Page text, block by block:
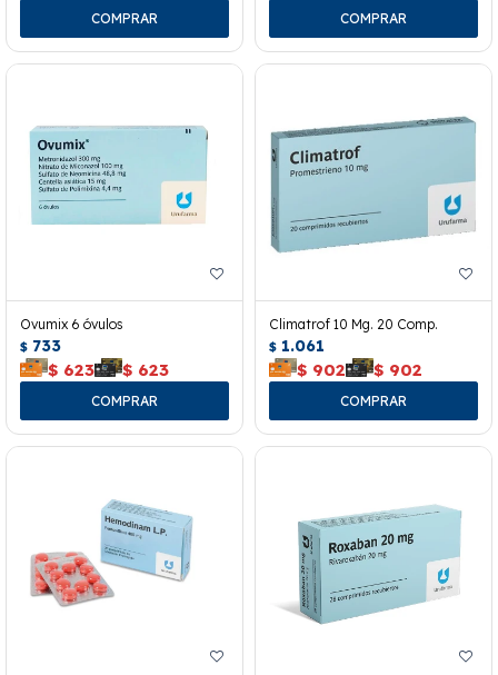
Ovumix 6 óvulos
$ 733
$ 623 $ 623
Climatrof 10 Mg. 20 Comp.
$ 1.061
$ 902 $ 902